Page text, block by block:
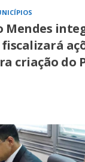
Mendes
criação do